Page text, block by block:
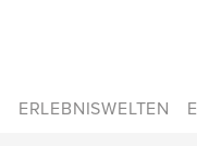
ERLEBNISWELTEN